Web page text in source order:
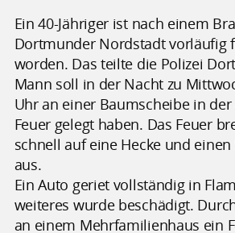
Ein 40-Jähriger ist nach einem
Dortmunder Nordstadt vorläufig
worden. Das teilte die Polizei
Mann soll in der Nacht zu
Uhr an einer Baumscheibe in
Feuer gelegt haben. Das Feuer
schnell auf eine Hecke und
aus.
Ein Auto geriet vollständig in
weiteres wurde beschädigt.
an einem Mehrfamilienhaus ein